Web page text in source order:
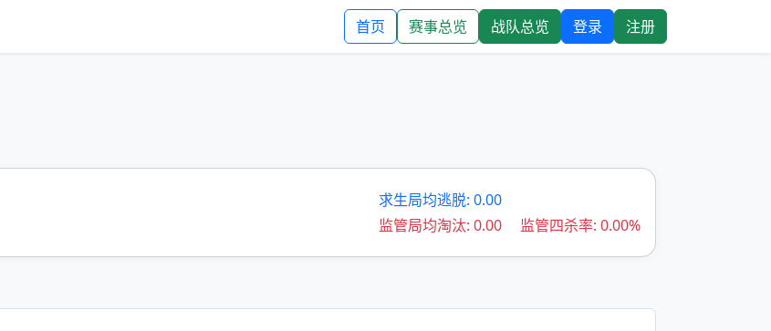
首页 赛事总览 战队总览 登录 注册
求生局均逃脱: 0.00
监管局均淘汰: 0.00
监管四杀率: 0.00%